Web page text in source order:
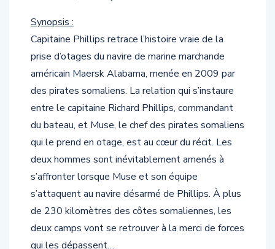
Synopsis :
Capitaine Phillips retrace l’histoire vraie de la
prise d’otages du navire de marine marchande
américain Maersk Alabama, menée en 2009 par
des pirates somaliens. La relation qui s’instaure
entre le capitaine Richard Phillips, commandant
du bateau, et Muse, le chef des pirates somaliens
qui le prend en otage, est au cœur du récit. Les
deux hommes sont inévitablement amenés à
s’affronter lorsque Muse et son équipe
s’attaquent au navire désarmé de Phillips. À plus
de 230 kilomètres des côtes somaliennes, les
deux camps vont se retrouver à la merci de forces